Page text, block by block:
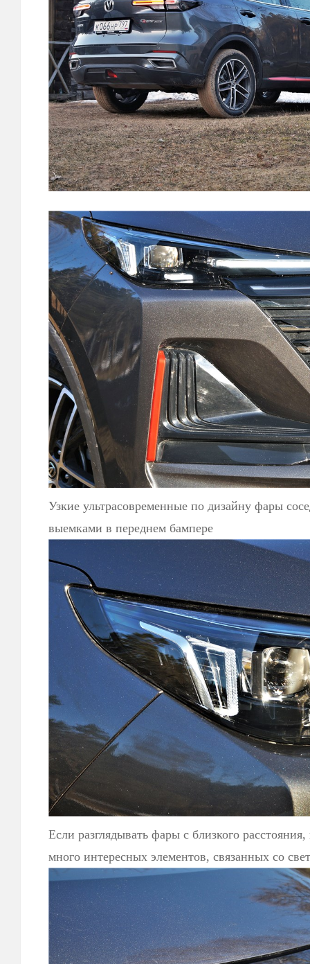
Узкие ультрасовременные по дизайну фары
выемками в переднем бампере
Если разглядывать фары с близкого
много интересных элементов, связанных со